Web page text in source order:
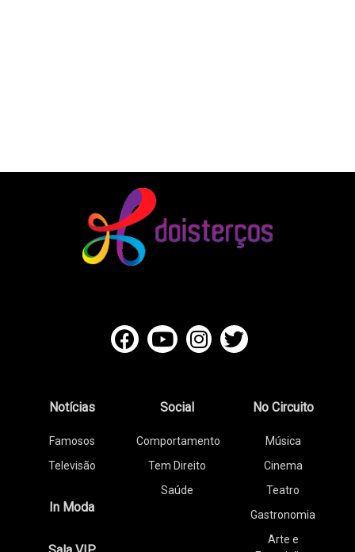
Notícias
Famosos
Televisão
In Moda
Social
Comportamento
Tem Direito
Saúde
No Circuito
Música
Cinema
Teatro
Gastronomia
Arte e